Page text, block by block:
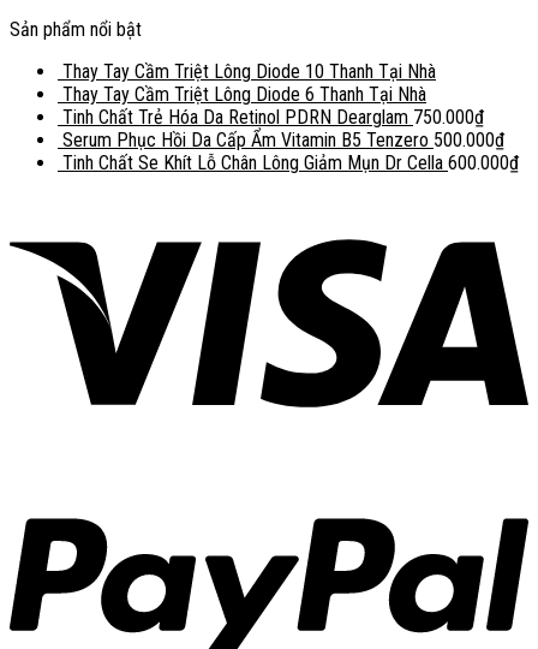
Sản phẩm nổi bật
Thay Tay Cầm Triệt Lông Diode 10 Thanh Tại Nhà
Thay Tay Cầm Triệt Lông Diode 6 Thanh Tại Nhà
Tinh Chất Trẻ Hóa Da Retinol PDRN Dearglam 750.000₫
Serum Phục Hồi Da Cấp Ẩm Vitamin B5 Tenzero 500.000₫
Tinh Chất Se Khít Lỗ Chân Lông Giảm Mụn Dr Cella 600.000₫